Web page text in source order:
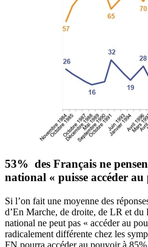
53% des Français ne
national « puisse accéder
Si l’on fait une moyenne des
d’En Marche, de droite, de LR et
national ne peut pas « accéder au
radicalement différente chez les